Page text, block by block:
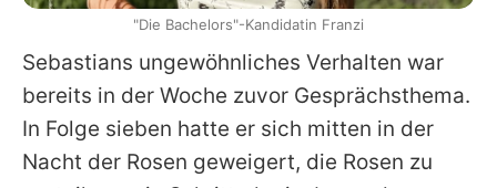
Sebastians ungewöhnliches Verhalten war
bereits in der Woche zuvor Gesprächsthema.
In Folge sieben hatte er sich mitten in der
Nacht der Rosen geweigert, die Rosen zu
"Die Bachelors"-Kandidatin Franzi